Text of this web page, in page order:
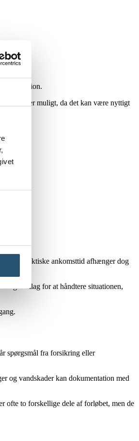
reparation.
hvis det er muligt, da det kan være nyttigt
Den faktiske ankomsttid afhænger dog
grundlag for at håndtere situationen,
spørgsmål fra forsikring eller
og vandskader kan dokumentation med
ofte to forskellige dele af forløbet, men de